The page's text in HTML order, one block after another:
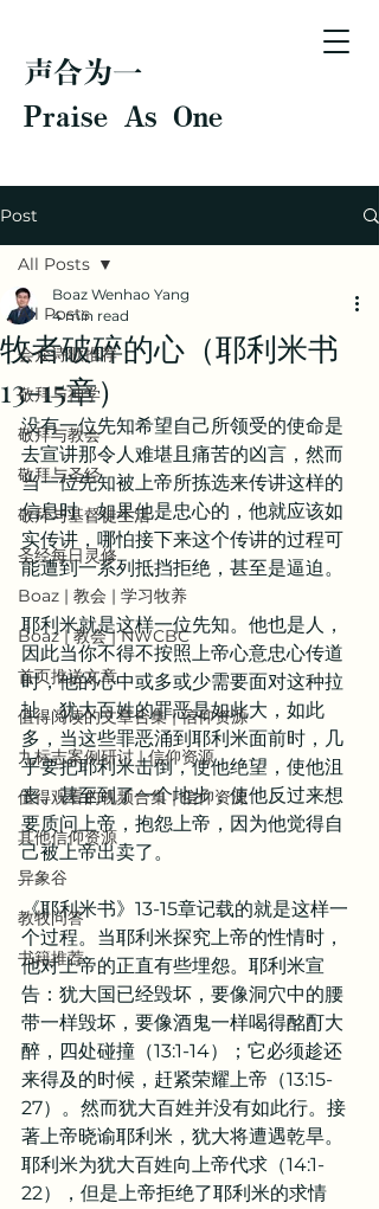
声合为一
Praise As One
Post
All Posts
会众诗歌推荐
敬拜与神学
敬拜与教会
敬拜与圣经
敬拜与基督徒生活
圣经每日灵修
Boaz | 教会 | 学习牧养
Boaz | 教会 | NWCBC
首页推送文章
值得阅读的文章合集 | 信仰资源
九标志案例研讨 | 信仰资源
值得观看的视频合集 | 信仰资源
其他信仰资源
异象谷
教牧问答
书籍推荐
All Posts
牧者破碎的心（耶利米书
13-15章）
Boaz Wenhao Yang
4 min read
没有一位先知希望自己所领受的使命是
去宣讲那令人难堪且痛苦的凶言，然而
当一位先知被上帝所拣选来传讲这样的
信息时，如果他是忠心的，他就应该如
实传讲，哪怕接下来这个传讲的过程可
能遭到一系列抵挡拒绝，甚至是逼迫。
耶利米就是这样一位先知。他也是人，
因此当你不得不按照上帝心意忠心传道
时，他的心中或多或少需要面对这种拉
扯。犹大百姓的罪恶是如此大，如此
多，当这些罪恶涌到耶利米面前时，几
乎要把耶利米击倒，使他绝望，使他沮
丧。甚至到了一个地步，使他反过来想
要质问上帝，抱怨上帝，因为他觉得自
己被上帝出卖了。
《耶利米书》13-15章记载的就是这样一
个过程。当耶利米探究上帝的性情时，
他对上帝的正直有些埋怨。耶利米宣
告：犹大国已经毁坏，要像洞穴中的腰
带一样毁坏，要像酒鬼一样喝得酩酊大
醉，四处碰撞（13:1-14）；它必须趁还
来得及的时候，赶紧荣耀上帝（13:15-
27）。然而犹大百姓并没有如此行。接
著上帝晓谕耶利米，犹大将遭遇乾旱。
耶利米为犹大百姓向上帝代求（14:1-
22），但是上帝拒绝了耶利米的求情